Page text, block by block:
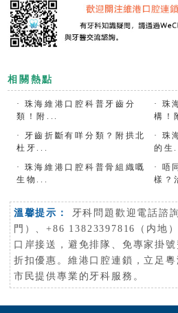
相關熱點
·
珠海維港口腔科普牙齒分
類！附...
·
珠
構！
·
牙齒折斷有咩分類？附拱北
杜牙...
·
珠
的生
·
珠海維港口腔科普骨組織嘅
生物...
·
唔
樣？
溫馨提示：
牙科問題歡迎電話諮
門）、+86 13823397816（内地
口岸接送，避免排隊、免專家掛
折扣優惠。維港口腔連鎖，立足
市民提供專業的牙科服務。